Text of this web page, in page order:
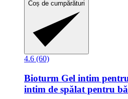
Coș de cumpărături
4.6 (60)
Bioturm Gel intim
intim de spălat pentru